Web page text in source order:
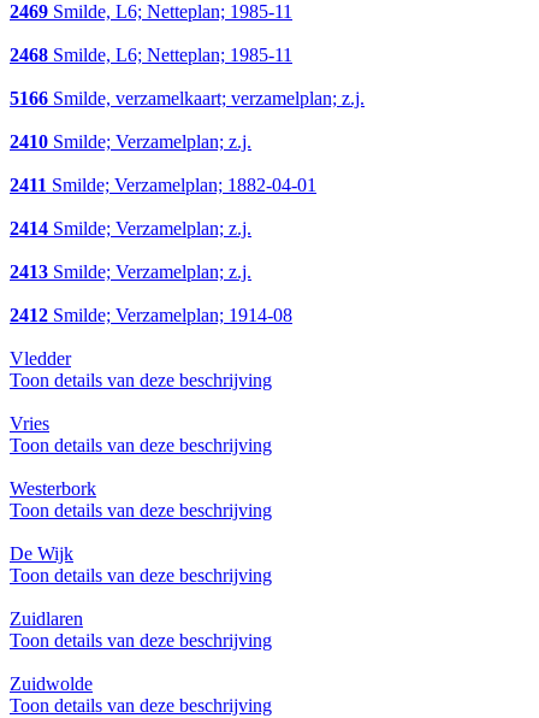
2469 Smilde, L6; Netteplan; 1985-11
2468 Smilde, L6; Netteplan; 1985-11
5166 Smilde, verzamelkaart; verzamelplan; z.j.
2410 Smilde; Verzamelplan; z.j.
2411 Smilde; Verzamelplan; 1882-04-01
2414 Smilde; Verzamelplan; z.j.
2413 Smilde; Verzamelplan; z.j.
2412 Smilde; Verzamelplan; 1914-08
Vledder
Toon details van deze beschrijving
Vries
Toon details van deze beschrijving
Westerbork
Toon details van deze beschrijving
De Wijk
Toon details van deze beschrijving
Zuidlaren
Toon details van deze beschrijving
Zuidwolde
Toon details van deze beschrijving